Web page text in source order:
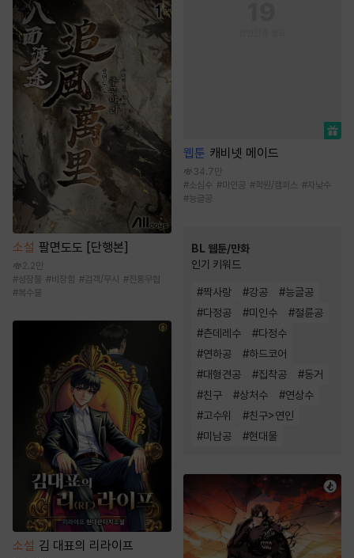
소설 팔면도도 [단행본]
2.2만
#성장물 #비장함 #검객/무사 #전통무협
#복수물
소설 김 대표의 리라이프
웹툰 캐비넷 메이드
34.7만
#소심수 #미인공 #학원/캠퍼스 #자낮수
#능글공
BL 웹툰/만화
인기 키워드
#짝사랑 #강공 #능글공
#다정공 #미인수 #절륜공
#츤데레수 #다정수
#연하공 #하드코어
#대형견공 #집착공 #동거
#친구 #상처수 #연상수
#고수위 #친구>연인
#미남공 #현대물